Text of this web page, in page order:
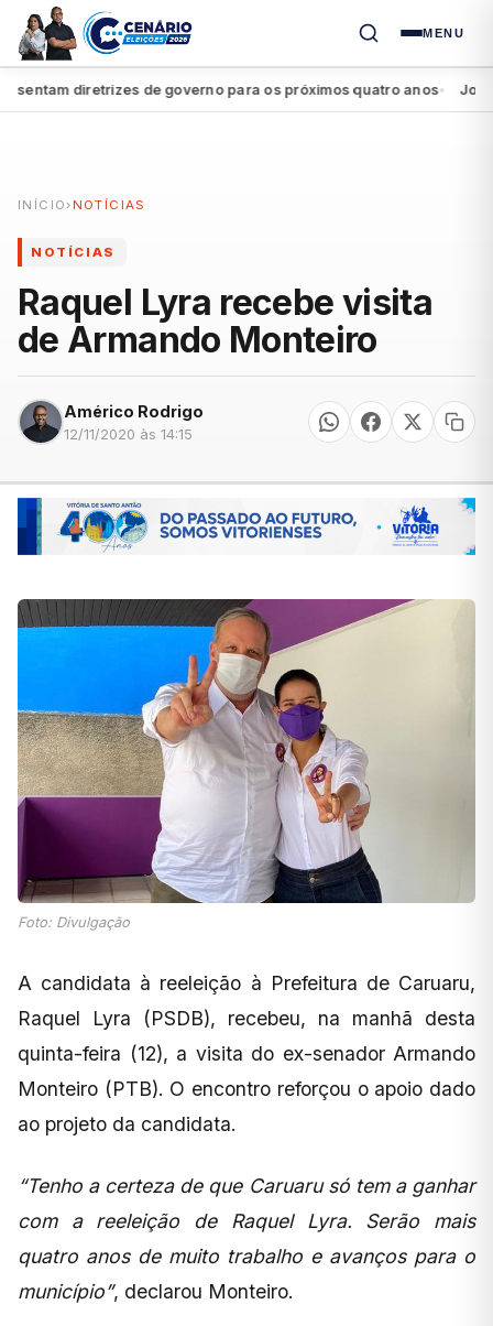
MENU
diretrizes de governo para os próximos quatro anos● João
INÍCIO › NOTÍCIAS
NOTÍCIAS
Raquel Lyra recebe visita
de Armando Monteiro
Américo Rodrigo
12/11/2020 às 14:15
Foto: Divulgação
A candidata à reeleição à Prefeitura de Caruaru,
Raquel Lyra (PSDB), recebeu, na manhã desta
quinta-feira (12), a visita do ex-senador Armando
Monteiro (PTB). O encontro reforçou o apoio dado
ao projeto da candidata.
“Tenho a certeza de que Caruaru só tem a ganhar
com a reeleição de Raquel Lyra. Serão mais
quatro anos de muito trabalho e avanços para o
município”, declarou Monteiro.